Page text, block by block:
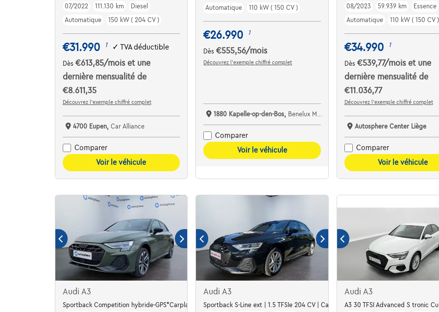
07/2022
111.130 km
Diesel
Automatique
150 kW ( 204 CV )
€31.990 1 ✓ TVA déductible
Dès €613,85/mois et une
dernière mensualité de
€8.611,35
Découvrez l’exemple chiffré complet
4700 Eupen, Car Alliance
Comparer
Voir le véhicule
Automatique
110 kW ( 150 CV )
€26.990 1
Dès€555,56/mois
Découvrez l’exemple chiffré complet
1880 Kapelle-op-den-Bos, Benelux Motors
Comparer
Voir le véhicule
08/2023
59.939 km
Essence
Automatique
110 kW ( 150 CV )
€34.990 1
Dès €539,77/mois et une
dernière mensualité de
€11.036,77
Découvrez l’exemple chiffré complet
Autosphere Center Liège
Comparer
Voir le véhicule
Audi A3
Sportback Competition hybride-GPS*Carplay*clim*Caméra*DriveSelect - tvac
Audi A3
Sportback S-Line ext | 1.5 TFSIe 204 CV | Capteurs arr | GPS | Carplay | Sieges
Audi A3
A3 30 TFSI Advanced S tronic